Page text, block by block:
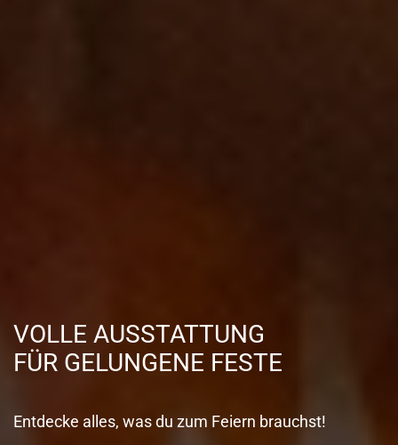
VOLLE AUSSTATTUNG
FÜR GELUNGENE FESTE
Entdecke alles, was du zum Feiern brauchst!